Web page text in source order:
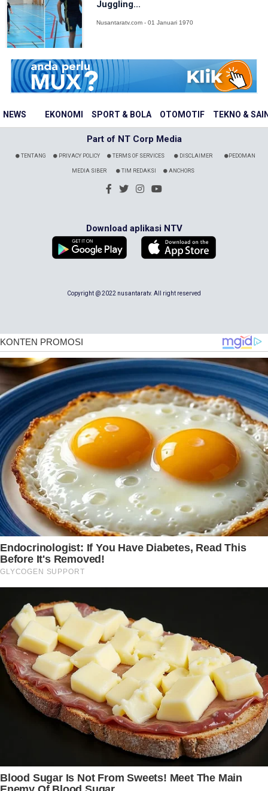
NEWS EKONOMI SPORT & BOLA OTOMOTIF TEKNO &
Juggling...
Nusantaratv.com - 01 Januari 1970
Part of NT Corp Media
TENTANG PRIVACY POLICY TERMS OF SERVICES DISCLAIMER PEDOMAN
MEDIA SIBER TIM REDAKSI ANCHORS
Download aplikasi NTV
Copyright @ 2022 nusantaratv. All right reserved